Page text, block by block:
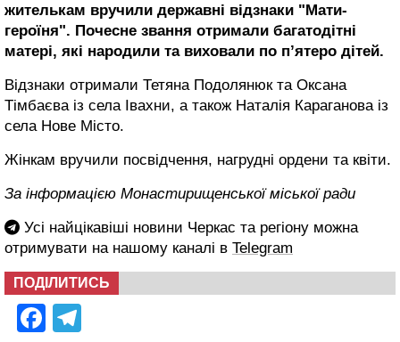
жителькам вручили державні відзнаки "Мати-
героїня". Почесне звання отримали багатодітні
матері, які народили та виховали по п’ятеро дітей.
Відзнаки отримали Тетяна Подолянюк та Оксана
Тімбаєва із села Івахни, а також Наталія Караганова із
села Нове Місто.
Жінкам вручили посвідчення, нагрудні ордени та квіти.
За інформацією Монастирищенської міської ради
Усі найцікавіші новини Черкас та регіону можна
отримувати на нашому каналі в Telegram
ПОДІЛИТИСЬ
Facebook